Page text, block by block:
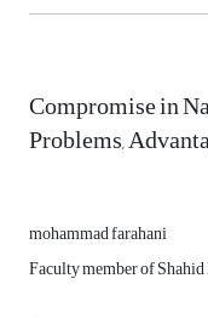
Compromise in
Problems,
mohammad farahani
Faculty member of